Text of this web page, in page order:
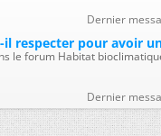
Dernier
il respecter pour avoir
le forum Habitat
Dernier